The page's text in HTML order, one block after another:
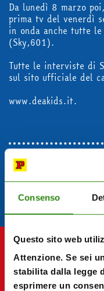
Consenso
Questo sito web
Attenzione. Se sei
stabilita dalla legge
esprimere un
Da lunedì 8 marzo
prima tv del venerdì
in onda anche tutte
(Sky,601).
Tutte le interviste di
sul sito ufficiale del
www.deakids.it.